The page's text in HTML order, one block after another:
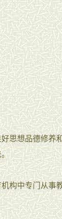
想品德修养
中专门从事